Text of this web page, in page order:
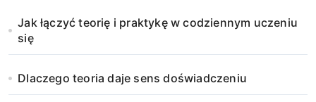
Jak łączyć teorię i praktykę w codziennym uczeniu
się
Dlaczego teoria daje sens doświadczeniu